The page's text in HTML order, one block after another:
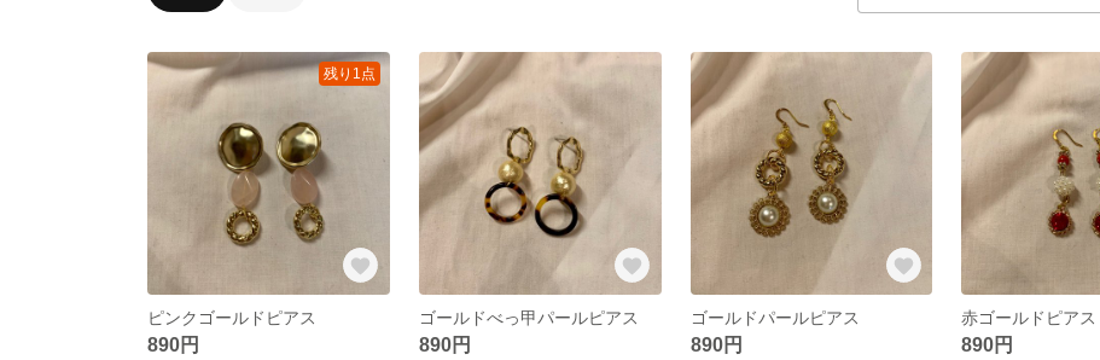
残り1点
ピンクゴールドピアス
890円
ゴールドべっ甲パールピアス
890円
ゴールドパールピアス
890円
赤ゴールドピアス
890円